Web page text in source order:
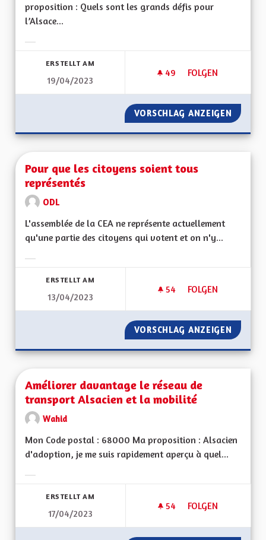
proposition : Quels sont les grands défis pour
l’Alsace...
ERSTELLT AM
19/04/2023
49 49 FOLLOWER
FOLGEN
MANQUE DE
VORSCHLAG ANZEIGEN
Pour que les citoyens soient tous
représentés
ODL
L'assemblée de la CEA ne représente actuellement
qu'une partie des citoyens qui votent et on n'y...
ERSTELLT AM
13/04/2023
54 54 FOLLOWER
FOLGEN
POUR QUE LES
VORSCHLAG ANZEIGEN POUR
Améliorer davantage le réseau de
transport Alsacien et la mobilité
Wahid
Mon Code postal : 68000 Ma proposition : Alsacien
d'adoption, je me suis rapidement aperçu à quel...
ERSTELLT AM
17/04/2023
54 54 FOLLOWER
FOLGEN
AMÉLIORER